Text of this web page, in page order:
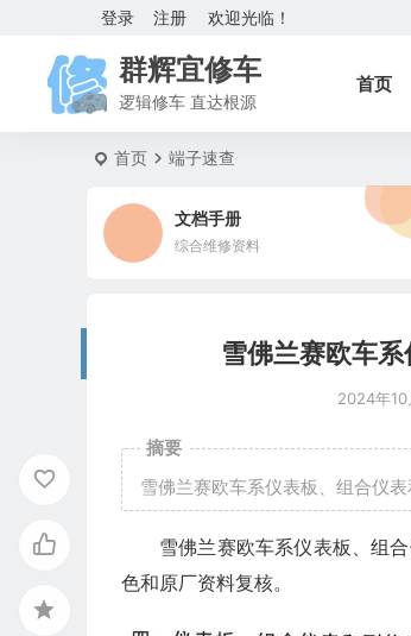
欢迎光临！
登录 注册
群辉宜修车
逻辑修车 直达根源
首页
首页 端子速查
文档手册
综合维修资料
雪佛兰赛欧车
2024年
摘要
雪佛兰赛欧车系仪表板、组合仪
雪佛兰赛欧车系仪表板、组
色和原厂资料复核。